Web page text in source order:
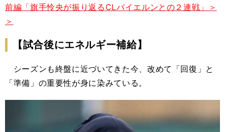
前編「旗手怜央が振り返るCLバイエルンとの２連戦」＞
＞
【試合後にエネルギー補給】
シーズンも終盤に近づいてきた今、改めて「回復」と
「準備」の重要性が身に染みている。